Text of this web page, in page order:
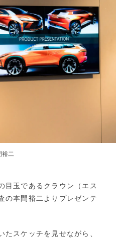
二
目玉であるクラウン（エス
の本間裕二よりプレゼンテ
たスケッチを見せながら、